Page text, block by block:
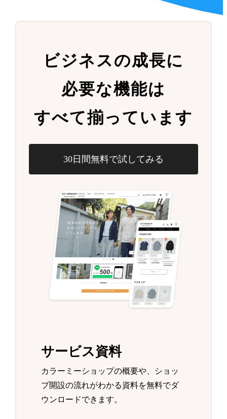
ビジネスの成長に
必要な機能は
すべて揃っています
30日間無料で試してみる
サービス資料
カラーミーショップの概要や、ショッ
プ開設の流れがわかる資料を無料でダ
ウンロードできます。